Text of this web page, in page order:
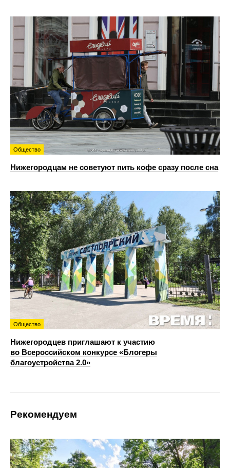
Общество
Нижегородцам не советуют пить кофе сразу после сна
Общество
Нижегородцев приглашают к участию
во Всероссийском конкурсе «Блогеры
благоустройства 2.0»
Рекомендуем